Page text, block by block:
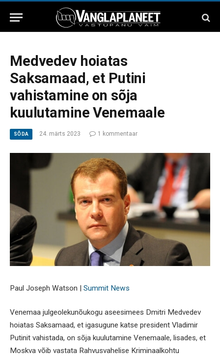
Medvedev hoiatas
Saksamaad, et Putini
vahistamine on sõja
kuulutamine Venemaale
SÕDA 24. märts 2023 1 kommentaar
Paul Joseph Watson | Summit News
Venemaa julgeolekunõukogu aseesimees Dmitri Medvedev
hoiatas Saksamaad, et igasugune katse president Vladimir
Putinit vahistada, on sõja kuulutamine Venemaale, lisades, et
Moskva võib vastata Rahvusvahelise Kriminaalkohtu